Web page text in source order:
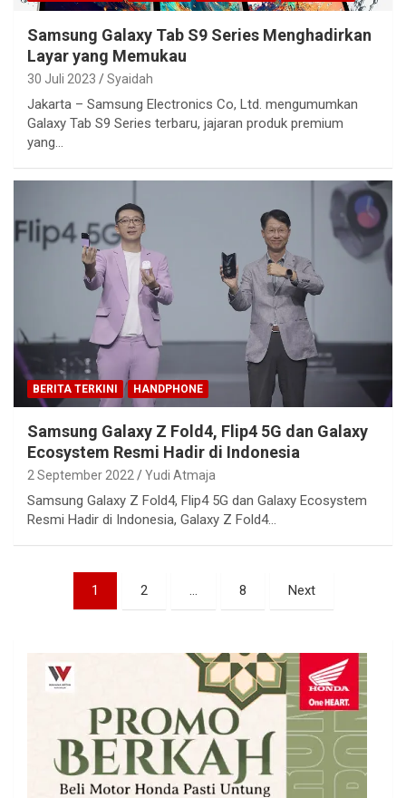
Samsung Galaxy Tab S9 Series Menghadirkan
Layar yang Memukau
30 Juli 2023 Syaidah
Jakarta – Samsung Electronics Co, Ltd. mengumumkan
Galaxy Tab S9 Series terbaru, jajaran produk premium
yang…
BERITA TERKINI HANDPHONE
Samsung Galaxy Z Fold4, Flip4 5G dan Galaxy
Ecosystem Resmi Hadir di Indonesia
2 September 2022 Yudi Atmaja
Samsung Galaxy Z Fold4, Flip4 5G dan Galaxy Ecosystem
Resmi Hadir di Indonesia, Galaxy Z Fold4…
Paginasi
1 2 … 8 Next